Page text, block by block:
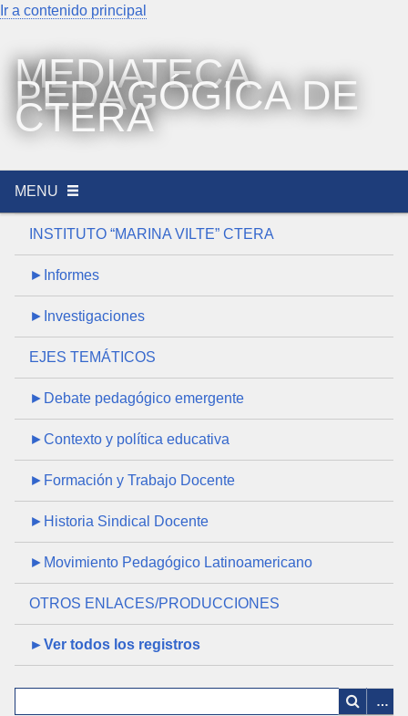
Ir a contenido principal
MEDIATECA
PEDAGÓGICA DE
CTERA
MENU
INSTITUTO “MARINA VILTE” CTERA
►Informes
►Investigaciones
EJES TEMÁTICOS
►Debate pedagógico emergente
►Contexto y política educativa
►Formación y Trabajo Docente
►Historia Sindical Docente
►Movimiento Pedagógico Latinoamericano
OTROS ENLACES/PRODUCCIONES
►Ver todos los registros